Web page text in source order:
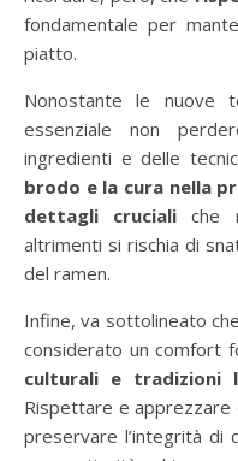
fondamentale per
piatto.
Nonostante le nuove
essenziale non
ingredienti e delle
brodo e la cura nella
dettagli cruciali che
altrimenti si rischia di
del ramen.
Infine, va sottolineato
considerato un comfort
culturali e tradizioni
Rispettare e
preservare l’integrità